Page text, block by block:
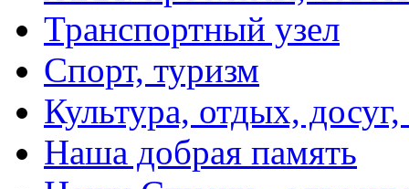
Транспортный узел
Спорт, туризм
Культура, отдых,
Наша добрая память